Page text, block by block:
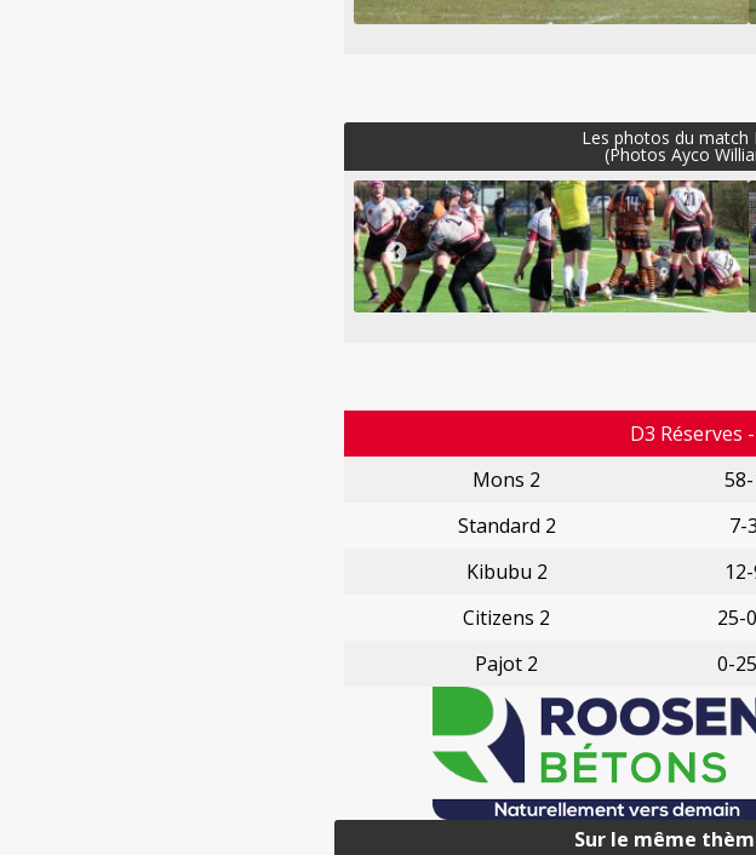
Les photos du match
(Photos Ayco
D3 Réserves
Mons 2
Standard 2
7-
Kibubu 2
Citizens 2
25-
Pajot 2
0-
Sur le même